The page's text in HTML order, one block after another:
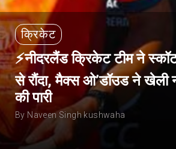
क्रिकेट
⚡नीदरलैंड क्रिकेट टीम ने
से रौंदा, मैक्स ओ’डॉउड ने खेली
की पारी
By Naveen Singh kushwaha